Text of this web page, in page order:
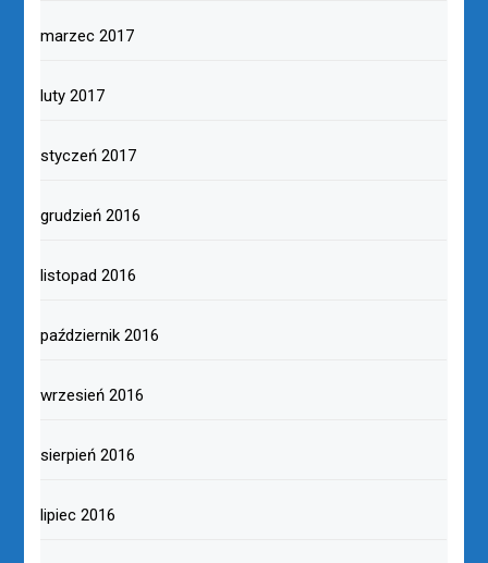
marzec 2017
luty 2017
styczeń 2017
grudzień 2016
listopad 2016
październik 2016
wrzesień 2016
sierpień 2016
lipiec 2016